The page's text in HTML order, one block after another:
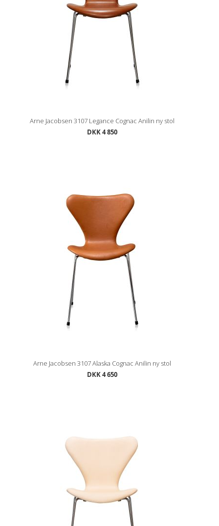
Arne Jacobsen 3107 Legance Cognac Anilin ny stol
DKK 4 850
Arne Jacobsen 3107 Alaska Cognac Anilin ny stol
DKK 4 650